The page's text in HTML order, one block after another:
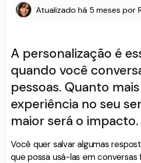
Atualizado há 5 meses por
A personalização é
quando você
pessoas. Quanto
experiência no seu
maior será o impacto.
Você quer salvar algumas
que possa usá-las em conversas